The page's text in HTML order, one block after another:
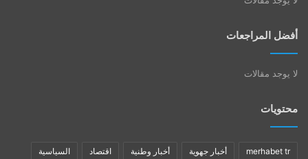
أفضل المراجعات
لا يوجد مقالات
محتويات
merhabet tr أخبار جهوية أخبار وطنية اقتصاد السياسية